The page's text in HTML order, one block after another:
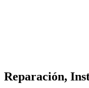
Reparación,